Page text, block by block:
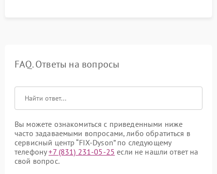
FAQ. Ответы на вопросы
Вы можете ознакомиться с приведенными ниже
часто задаваемыми вопросами, либо обратиться в
сервисный центр “FIX-Dyson” по следующему
телефону+7 (831) 231-05-25 если не нашли ответ на
свой вопрос.